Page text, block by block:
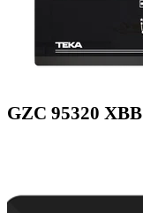
GZC 95320 XBB